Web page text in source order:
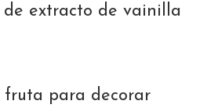
extracto de vainilla
fruta para decorar